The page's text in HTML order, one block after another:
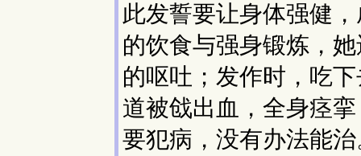
此发誓要让身体强健
的饮食与强身锻炼，
的呕吐；发作时，吃
道被戗出血，全身痉
要犯病，没有办法能